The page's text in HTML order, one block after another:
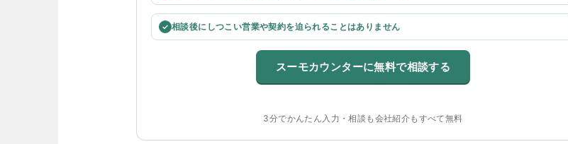
✓ 相談後にしつこい営業や契約を迫られることはありません
スーモカウンターに無料で相談する
3分でかんたん入力・相談も会社紹介もすべて無料